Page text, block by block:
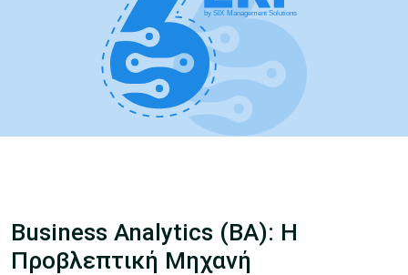
Business Analytics (BA): Η
Προβλεπτική Μηχανή